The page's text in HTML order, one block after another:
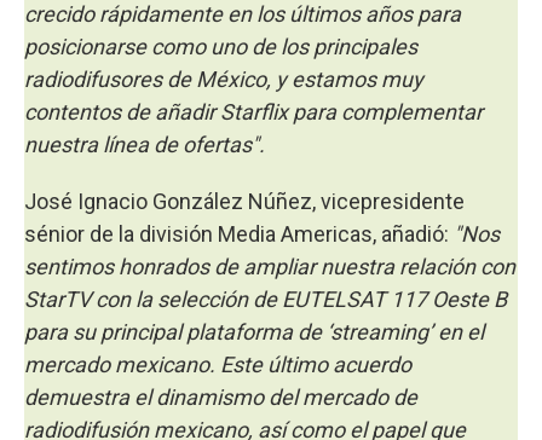
crecido rápidamente en los últimos años para
posicionarse como uno de los principales
radiodifusores de México, y estamos muy
contentos de añadir Starflix para complementar
nuestra línea de ofertas".
José Ignacio González Núñez, vicepresidente
sénior de la división Media Americas, añadió: "Nos
sentimos honrados de ampliar nuestra relación con
StarTV con la selección de EUTELSAT 117 Oeste B
para su principal plataforma de ‘streaming’ en el
mercado mexicano. Este último acuerdo
demuestra el dinamismo del mercado de
radiodifusión mexicano, así como el papel que